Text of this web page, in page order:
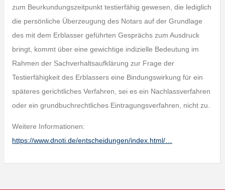
zum Beurkundungszeitpunkt testierfähig gewesen, die lediglich
die persönliche Überzeugung des Notars auf der Grundlage
des mit dem Erblasser geführten Gesprächs zum Ausdruck
bringt, kommt über eine gewichtige indizielle Bedeutung im
Rahmen der Sachverhaltsaufklärung zur Frage der
Testierfähigkeit des Erblassers eine Bindungswirkung für ein
späteres gerichtliches Verfahren, sei es ein Nachlassverfahren
oder ein grundbuchrechtliches Eintragungsverfahren, nicht zu.
Weitere Informationen:
https://www.dnoti.de/entscheidungen/index.html/…